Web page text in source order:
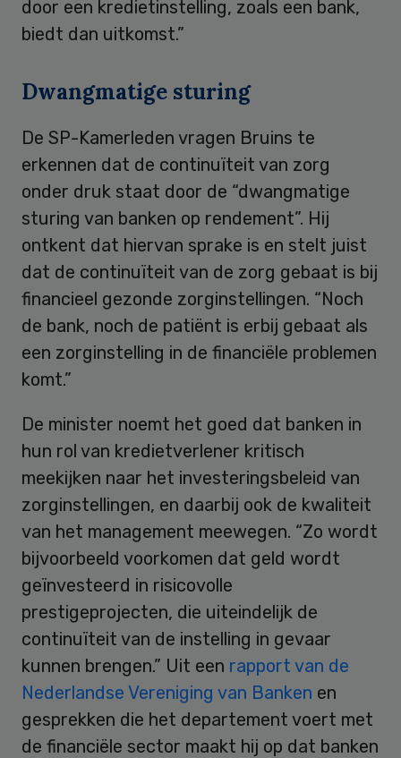
door een kredietinstelling, zoals een bank,
biedt dan uitkomst.”
Dwangmatige sturing
De SP-Kamerleden vragen Bruins te
erkennen dat de continuïteit van zorg
onder druk staat door de “dwangmatige
sturing van banken op rendement”. Hij
ontkent dat hiervan sprake is en stelt juist
dat de continuïteit van de zorg gebaat is bij
financieel gezonde zorginstellingen. “Noch
de bank, noch de patiënt is erbij gebaat als
een zorginstelling in de financiële problemen
komt.”
De minister noemt het goed dat banken in
hun rol van kredietverlener kritisch
meekijken naar het investeringsbeleid van
zorginstellingen, en daarbij ook de kwaliteit
van het management meewegen. “Zo wordt
bijvoorbeeld voorkomen dat geld wordt
geïnvesteerd in risicovolle
prestigeprojecten, die uiteindelijk de
continuïteit van de instelling in gevaar
kunnen brengen.” Uit een rapport van de
Nederlandse Vereniging van Banken en
gesprekken die het departement voert met
de financiële sector maakt hij op dat banken